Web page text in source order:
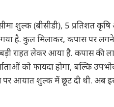
शुल्क (बीसीडी), 5 प्रतिशत
है. कुल मिलाकर, कपास पर
राहत लेकर आया है. कपास
को फायदा होगा, बल्कि
आयात शुल्क में छूट दी थी. अब